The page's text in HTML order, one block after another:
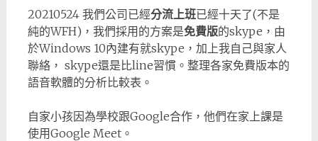
20210524 我們公司已經分流上班已經十天了(不是
純的WFH)，我們採用的方案是免費版的skype，由
於Windows 10內建有就skype，加上我自己與家人
聯絡， skype還是比line習慣。整理各家免費版本的
語音軟體的分析比較表。
自家小孩因為學校跟Google合作，他們在家上課是
使用Google Meet。